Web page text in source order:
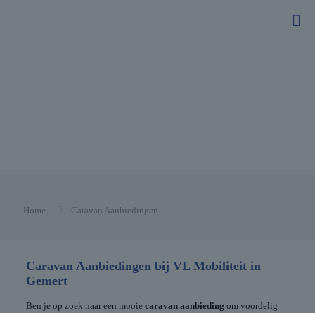
Home Caravan Aanbiedingen
Caravan Aanbiedingen bij VL Mobiliteit in
Gemert
Ben je op zoek naar een mooie caravan aanbieding om voordelig